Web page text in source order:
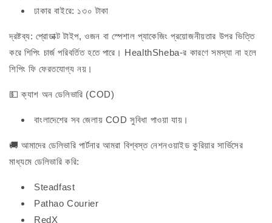
ঢাকার বাইরে: ১৩০ টাকা
দ্রষ্টব্য: প্রোডাক্ট টাইপ, ওজন বা স্পেশাল প্যাকেজিং প্রয়োজনীয়তার উপর ভিত্তি
করে শিপিং চার্জ পরিবর্তিত হতে পারে। HealthSheba-র কারণে সমস্যা না হলে
শিপিং ফি ফেরতযোগ্য নয়।
💵 ক্যাশ অন ডেলিভারি (COD)
বাংলাদেশের সব জেলায় COD সুবিধা পাওয়া যায়।
🚚 আমাদের ডেলিভারি পার্টনার আমরা বিশ্বস্ত নেশনওয়াইড কুরিয়ার সার্ভিসের
মাধ্যমে ডেলিভারি করি:
Steadfast
Pathao Courier
RedX